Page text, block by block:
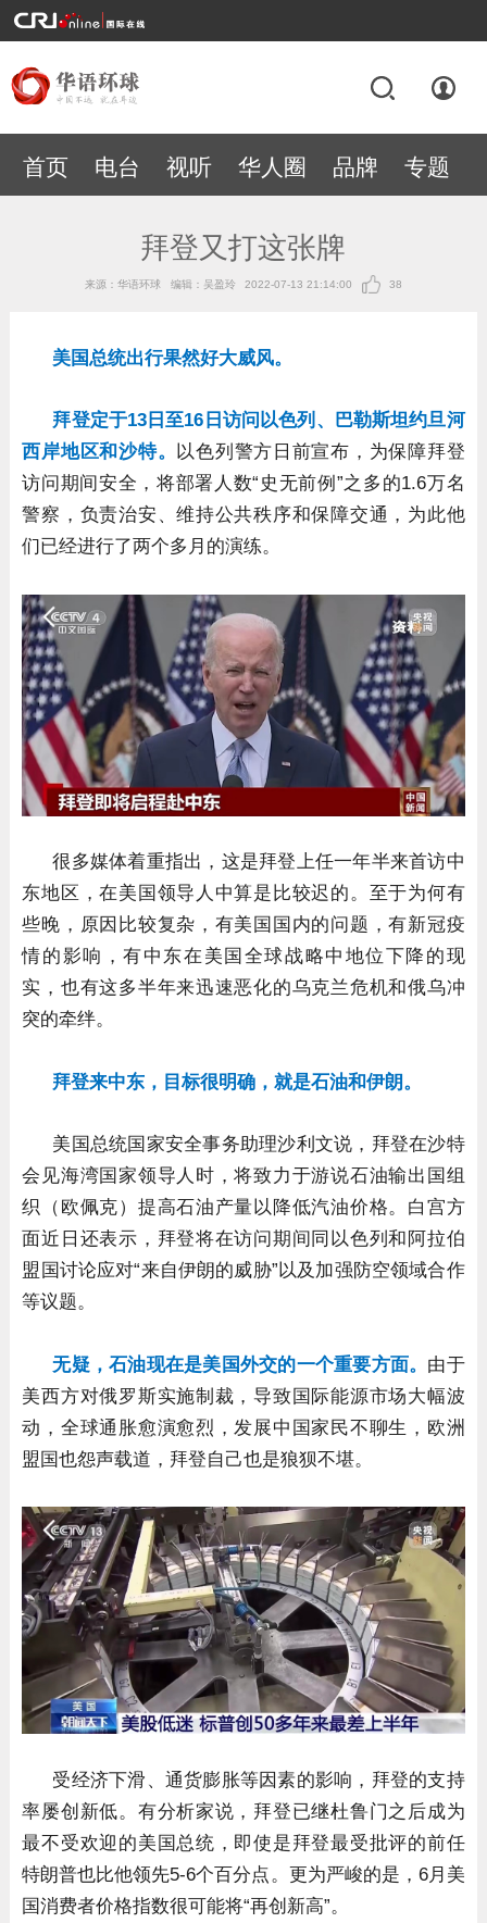
首页 电台 视听 华人圈 品牌 专题
拜登又打这张牌
来源：华语环球 编辑：吴盈玲 2022-07-13 21:14:00 38
美国总统出行果然好大威风。
拜登定于13日至16日访问以色列、巴勒斯坦约旦河
西岸地区和沙特。 以色列警方日前宣布，为保障拜登
访问期间安全，将部署人数“史无前例”之多的1.6万名
警察，负责治安、维持公共秩序和保障交通，为此他
们已经进行了两个多月的演练。
很多媒体着重指出，这是拜登上任一年半来首访中
东地区，在美国领导人中算是比较迟的。至于为何有
些晚，原因比较复杂，有美国国内的问题，有新冠疫
情的影响，有中东在美国全球战略中地位下降的现
实，也有这多半年来迅速恶化的乌克兰危机和俄乌冲
突的牵绊。
拜登来中东，目标很明确，就是石油和伊朗。
美国总统国家安全事务助理沙利文说，拜登在沙特
会见海湾国家领导人时，将致力于游说石油输出国组
织（欧佩克）提高石油产量以降低汽油价格。白宫方
面近日还表示，拜登将在访问期间同以色列和阿拉伯
盟国讨论应对“来自伊朗的威胁”以及加强防空领域合作
等议题。
无疑，石油现在是美国外交的一个重要方面。 由于
美西方对俄罗斯实施制裁，导致国际能源市场大幅波
动，全球通胀愈演愈烈，发展中国家民不聊生，欧洲
盟国也怨声载道，拜登自己也是狼狈不堪。
受经济下滑、通货膨胀等因素的影响，拜登的支持
率屡创新低。有分析家说，拜登已继杜鲁门之后成为
最不受欢迎的美国总统，即使是拜登最受批评的前任
特朗普也比他领先5-6个百分点。更为严峻的是，6月美
国消费者价格指数很可能将“再创新高”。